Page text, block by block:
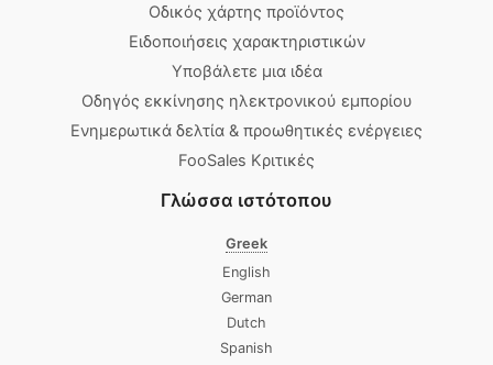
Οδικός χάρτης προϊόντος
Ειδοποιήσεις χαρακτηριστικών
Υποβάλετε μια ιδέα
Οδηγός εκκίνησης ηλεκτρονικού εμπορίου
Ενημερωτικά δελτία & προωθητικές ενέργειες
FooSales Κριτικές
Γλώσσα ιστότοπου
Greek
English
German
Dutch
Spanish